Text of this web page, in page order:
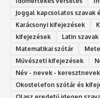
Joggal kapcsolatos szavak
Karácsonyi kifejezések
kifejezések
Latin szavak
Matematikai szótár
Művészeti kifejezések
Név - nevek - keresztnevek
Okostelefon szótár és